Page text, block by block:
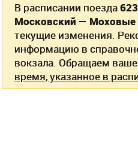
В расписании поезда
Московский — Моховые
текущие изменения.
информацию в
вокзала. Обращаем
время, указанное в